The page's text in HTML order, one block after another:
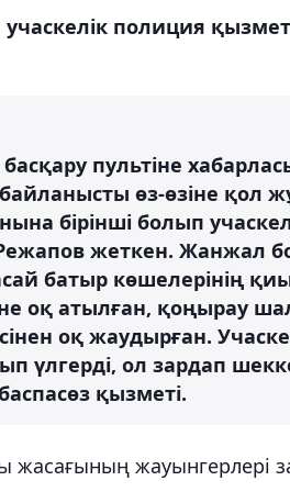
полиция
пультіне
өз-өзіне қол
бірінші болып
жеткен. Жанжал
батыр көшелерінің
оқ атылған, қоңырау
оқ жаудырған.
үлгерді, ол зардап
қызметі.
жауынгерлері